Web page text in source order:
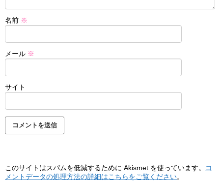
名前 ※
メール ※
サイト
このサイトはスパムを低減するために Akismet を使っています。
コ
メントデータの処理方法の詳細はこちらをご覧ください。